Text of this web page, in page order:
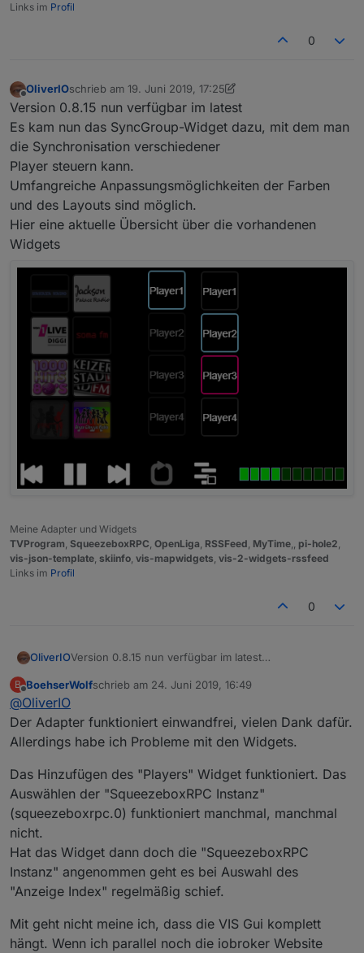
Links im Profil
0
Offline
OliverIOschrieb am 19. Juni 2019, 17:25
zuletzt editiert von OliverIO
Version 0.8.15 nun verfügbar im latest
Es kam nun das SyncGroup-Widget dazu, mit dem man
die Synchronisation verschiedener
Player steuern kann.
Umfangreiche Anpassungsmöglichkeiten der Farben
und des Layouts sind möglich.
Hier eine aktuelle Übersicht über die vorhandenen
Widgets
Meine Adapter und Widgets
TVProgram, SqueezeboxRPC, OpenLiga, RSSFeed, MyTime,, pi-hole2,
vis-json-template, skiinfo, vis-mapwidgets, vis-2-widgets-rssfeed
Links im Profil
0
OliverIOVersion 0.8.15 nun verfügbar im latest
man die Synchronisation verschiedener
Umfangreiche Anpassungsmöglichkeiten der Farben
und des Layouts sind möglich.
Hier eine aktuelle Übersicht über die vorhandenen
B
Offline
BoehserWolfschrieb am 24. Juni 2019, 16:49
zuletzt editiert von
@OliverIO
Der Adapter funktioniert einwandfrei, vielen Dank dafür.
Allerdings habe ich Probleme mit den Widgets.
Das Hinzufügen des "Players" Widget funktioniert. Das
Auswählen der "SqueezeboxRPC Instanz"
(squeezeboxrpc.0) funktioniert manchmal, manchmal
nicht.
Hat das Widget dann doch die "SqueezeboxRPC
Instanz" angenommen geht es bei Auswahl des
"Anzeige Index" regelmäßig schief.
Mit geht nicht meine ich, dass die VIS Gui komplett
hängt. Wenn ich parallel noch die iobroker Website